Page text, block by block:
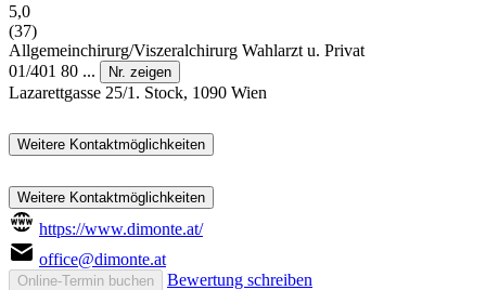
5,0
(37)
Allgemeinchirurg/Viszeralchirurg Wahlarzt u. Privat
01/401 80 ...
Nr. zeigen
Lazarettgasse 25/1. Stock, 1090 Wien
Weitere Kontaktmöglichkeiten
Weitere Kontaktmöglichkeiten
https://www.dimonte.at/
office@dimonte.at
Online-Termin buchen
Bewertung schreiben